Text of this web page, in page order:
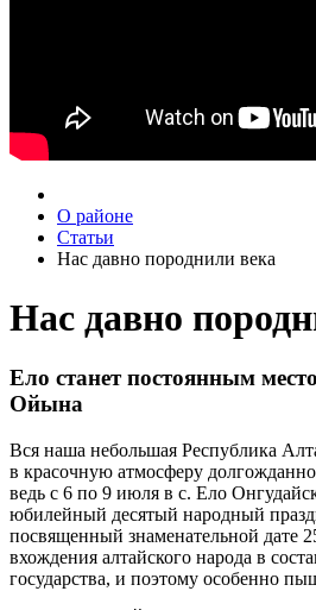
О районе
Статьи
Нас давно породнили века
Нас давно
Ело станет постоянным
Ойына
Вся наша небольшая Республика
в красочную атмосферу
ведь с 6 по 9 июля в с. Ело
юбилейный десятый народный
посвященный знаменательной дате
вхождения алтайского народа в
государства, и поэтому особенно